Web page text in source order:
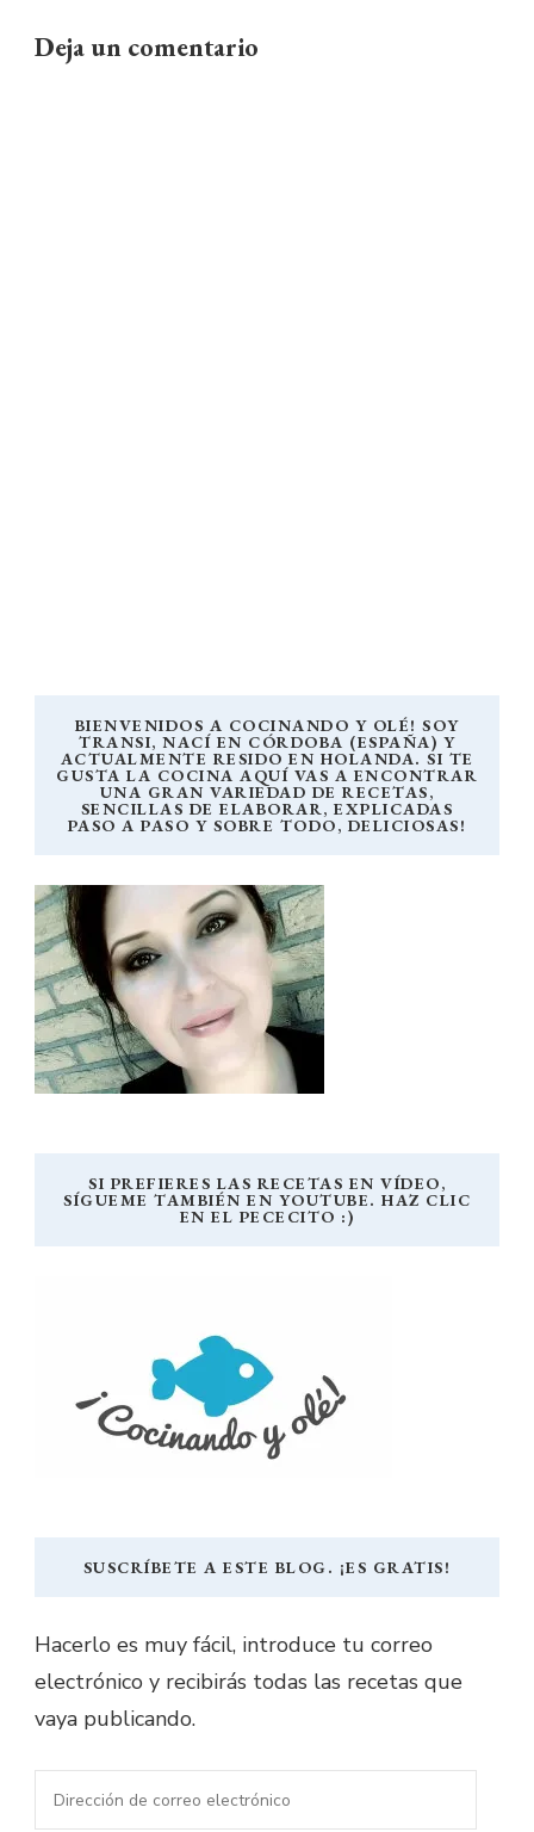
Deja un comentario
BIENVENIDOS A COCINANDO Y OLÉ! SOY
TRANSI, NACÍ EN CÓRDOBA (ESPAÑA) Y
ACTUALMENTE RESIDO EN HOLANDA. SI TE
GUSTA LA COCINA AQUÍ VAS A ENCONTRAR
UNA GRAN VARIEDAD DE RECETAS,
SENCILLAS DE ELABORAR, EXPLICADAS
PASO A PASO Y SOBRE TODO, DELICIOSAS!
SI PREFIERES LAS RECETAS EN VÍDEO,
SÍGUEME TAMBIÉN EN YOUTUBE. HAZ CLIC
EN EL PECECITO :)
SUSCRÍBETE A ESTE BLOG. ¡ES GRATIS!
Hacerlo es muy fácil, introduce tu correo
electrónico y recibirás todas las recetas que
vaya publicando.
Dirección
de